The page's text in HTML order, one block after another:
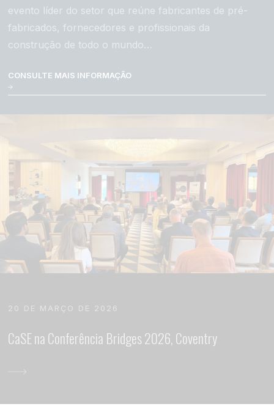
evento líder do setor que reúne fabricantes de pré-
fabricados, fornecedores e profissionais da
construção de todo o mundo…
CONSULTE MAIS INFORMAÇÃO
20 DE MARÇO DE 2026
CaSE na Conferência Bridges 2026, Coventry